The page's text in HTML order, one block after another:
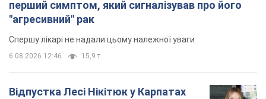
перший симптом, який сигналізував про його
"агресивний" рак
Спершу лікарі не надали цьому належної уваги
6.08.2026 12:46 15,9 т.
Відпустка Лесі Нікітюк у Карпатах